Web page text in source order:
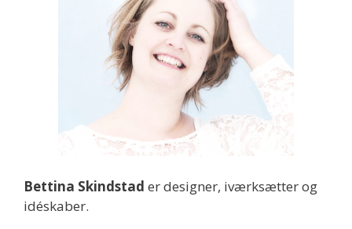
Bettina Skindstad er designer, iværksætter og
idéskaber.